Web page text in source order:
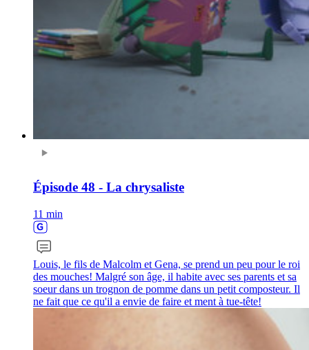
Épisode 48 - La chrysaliste
11 min
Louis, le fils de Malcolm et Gena, se prend un peu pour le roi
des mouches! Malgré son âge, il habite avec ses parents et sa
soeur dans un trognon de pomme dans un petit composteur. Il
ne fait que ce qu'il a envie de faire et ment à tue-tête!